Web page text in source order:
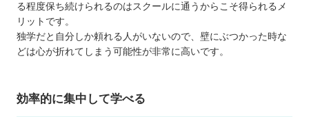
る程度保ち続けられるのはスクールに通うからこそ得られるメ
リットです。
独学だと自分しか頼れる人がいないので、壁にぶつかった時な
どは心が折れてしまう可能性が非常に高いです。
効率的に集中して学べる